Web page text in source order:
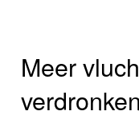
Meer
verdronken